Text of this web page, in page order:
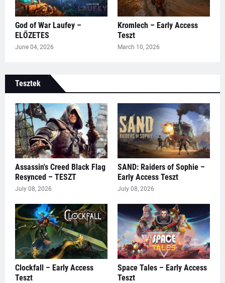
God of War Laufey –
ELŐZETES
June 04, 2026
Kromlech – Early Access
Teszt
March 10, 2026
Tesztek
Assassin's Creed Black Flag
Resynced – TESZT
July 08, 2026
SAND: Raiders of Sophie –
Early Access Teszt
July 08, 2026
Clockfall – Early Access
Teszt
Space Tales – Early Access
Teszt